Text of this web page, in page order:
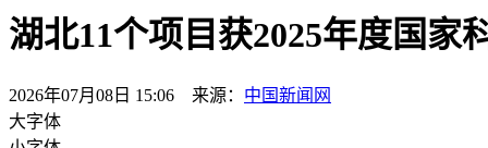
湖北11个项目获2025年度国家
2026年07月08日 15:06 来源： 中国新闻网
大字体